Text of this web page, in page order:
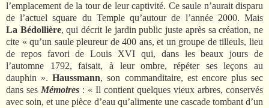
l’emplacement de la tour de leur captivité. Ce saule n’aurait disparu
de l’actuel square du Temple qu’autour de l’année 2000. Mais
La Bédollière, qui décrit le jardin public juste après sa création, ne
cite « qu’un saule pleureur de 400 ans, et un groupe de tilleuls, lieu
de repos favori de Louis XVI qui, dans les beaux jours de
l’automne 1792, faisait, à leur ombre, répéter ses leçons au
dauphin ».Haussmann, son commanditaire, est encore plus sec
dans ses Mémoires : « Il contient quelques vieux arbres, conservés
avec soin, et une pièce d’eau qu’alimente une cascade tombant d’un